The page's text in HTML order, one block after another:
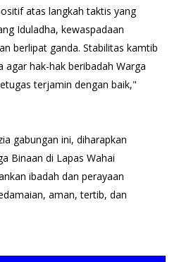
atas langkah taktis yang
Iduladha, kewaspadaan
berlipat ganda. Stabilitas kamtib
agar hak-hak beribadah Warga
terjamin dengan baik,"
gabungan ini, diharapkan
Binaan di Lapas Wahai
ibadah dan perayaan
aman, tertib, dan